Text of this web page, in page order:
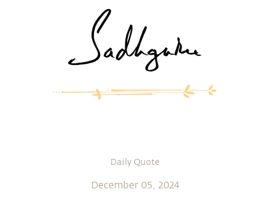
Daily Quote
December 05, 2024